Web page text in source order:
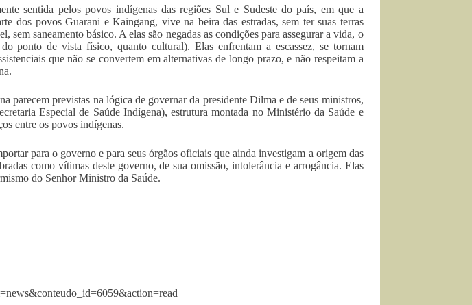
sentida pelos povos indígenas das regiões Sul e Sudeste do país, em que a
dos povos Guarani e Kaingang, vive na beira das estradas, sem ter suas terras
sem saneamento básico. A elas são negadas as condições para assegurar a vida, o
ponto de vista físico, quanto cultural). Elas enfrentam a escassez, se tornam
que não se convertem em alternativas de longo prazo, e não respeitam a
parecem previstas na lógica de governar da presidente Dilma e de seus ministros,
Especial de Saúde Indígena), estrutura montada no Ministério da Saúde e
entre os povos indígenas.
para o governo e para seus órgãos oficiais que ainda investigam a origem das
como vítimas deste governo, de sua omissão, intolerância e arrogância. Elas
do Senhor Ministro da Saúde.